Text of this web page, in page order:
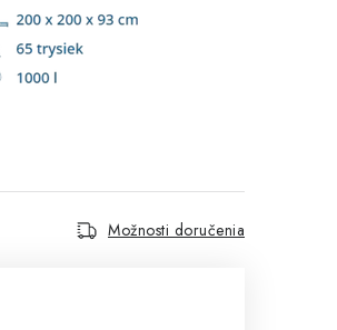
Možnosti doručenia